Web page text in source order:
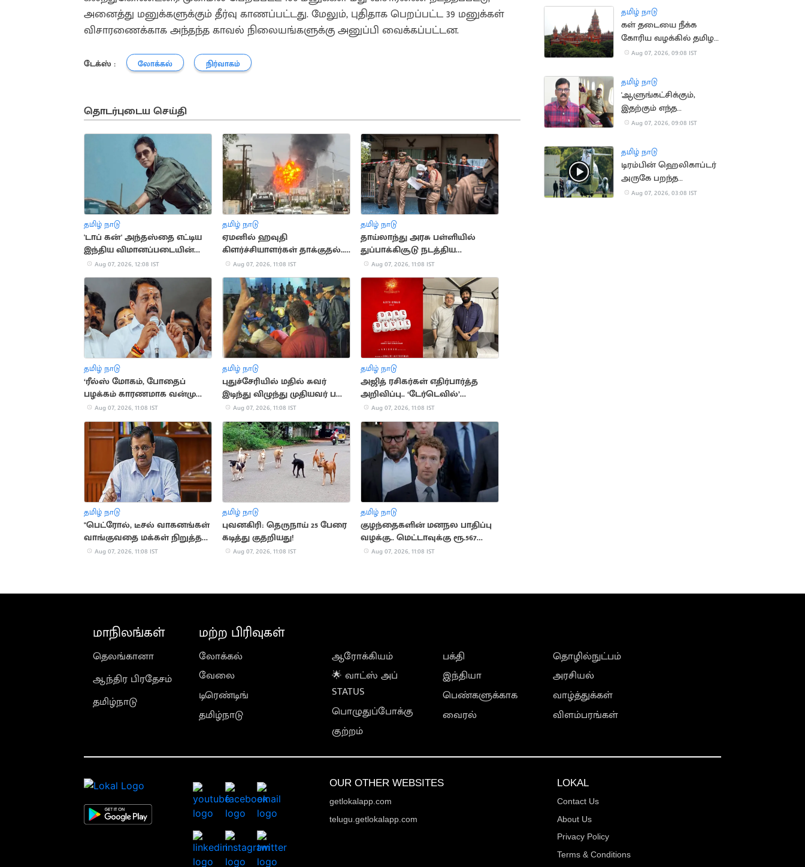
அனைத்து மனுக்களுக்கும் தீர்வு காணப்பட்டது. மேலும், புதிதாக பெறப்பட்ட 39 மனுக்கள்
விசாரணைக்காக அந்தந்த காவல் நிலையங்களுக்கு அனுப்பி வைக்கப்பட்டன.
டேக்ஸ் : லோக்கல் நிர்வாகம்
தொடர்புடைய செய்தி
தமிழ் நாடு
'டாப் கன்' அந்தஸ்தை எட்டிய
இந்திய விமானப்படையின்
முதல் பெண் போர் விமானி
Aug 07, 2026, 12:08 IST
தமிழ் நாடு
ஏமனில் ஹவுதி
கிளர்ச்சியாளர்கள் தாக்குதல்..
பாதுகாப்புப்படையினர் 30 பேர்
பலி
Aug 07, 2026, 11:08 IST
தமிழ் நாடு
தாய்லாந்து அரசு பள்ளியில்
துப்பாக்கிசூடு நடத்திய
மாணவன்.. 6 பேர் பலி
Aug 07, 2026, 11:08 IST
தமிழ் நாடு
‘ரீல்ஸ் மோகம், போதைப்
பழக்கம் காரணமாக வன்முறை
அதிகரிப்பு’.. நயினார்
குற்றச்சாட்டு
Aug 07, 2026, 11:08 IST
தமிழ் நாடு
புதுச்சேரியில் மதில் சுவர்
இடிந்து விழுந்து முதியவர் பலி..
2 பேர் படுகாயம்
Aug 07, 2026, 11:08 IST
தமிழ் நாடு
அஜித் ரசிகர்கள் எதிர்பார்த்த
அறிவிப்பு.. ‘டேர்டெவில்’
படப்பிடிப்பு இம்மாதம் தொடக்கம்
Aug 07, 2026, 11:08 IST
தமிழ் நாடு
"பெட்ரோல், டீசல் வாகனங்கள்
வாங்குவதை மக்கள் நிறுத்த
வேண்டும்".. கெஜ்ரிவால்
Aug 07, 2026, 11:08 IST
தமிழ் நாடு
புவனகிரி: தெருநாய் 25 பேரை
கடித்து குதறியது!
Aug 07, 2026, 11:08 IST
தமிழ் நாடு
குழந்தைகளின் மனநல பாதிப்பு
வழக்கு.. மெட்டாவுக்கு ரூ.567
மில்லியன் அபராதம்
Aug 07, 2026, 11:08 IST
தமிழ் நாடு
கள் தடையை நீக்க
கோரிய வழக்கில் தமிழக
அரசு பதிலளிக்க
Aug 07, 2026, 09:08 IST
தமிழ் நாடு
'ஆளுங்கட்சிக்கும்,
இதற்கும் எந்த
சம்பந்தமும் இல்லை' -
Aug 07, 2026, 09:08 IST
தமிழ் நாடு
டிரம்பின் ஹெலிகாப்டர்
அருகே பறந்த
பயணிகள் விமானம்
Aug 07, 2026, 03:08 IST
மாநிலங்கள்
தெலங்கானா
ஆந்திர பிரதேசம்
தமிழ்நாடு
மற்ற பிரிவுகள்
லோக்கல்
வேலை
டிரெண்டிங்
தமிழ்நாடு
ஆரோக்கியம்
🌟 வாட்ஸ் அப்
STATUS
பொழுதுப்போக்கு
குற்றம்
பக்தி
இந்தியா
பெண்களுக்காக
வைரல்
தொழில்நுட்பம்
அரசியல்
வாழ்த்துக்கள்
விளம்பரங்கள்
OUR OTHER WEBSITES
getlokalapp.com
telugu.getlokalapp.com
LOKAL
Contact Us
About Us
Privacy Policy
Terms & Conditions